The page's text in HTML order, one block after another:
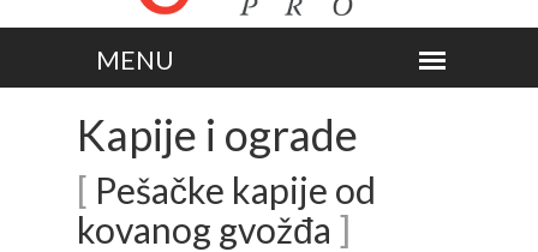
Kapije i ograde
[ Pešačke kapije od
kovanog gvožđa ]